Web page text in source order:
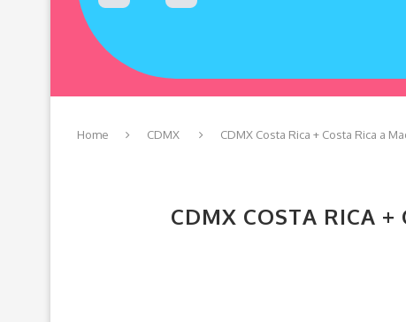
Home CDMX CDMX Costa Rica + Costa Rica a
CDMX COSTA RICA